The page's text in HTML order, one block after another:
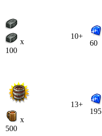
x
100
10+
60
x
500
13+
195